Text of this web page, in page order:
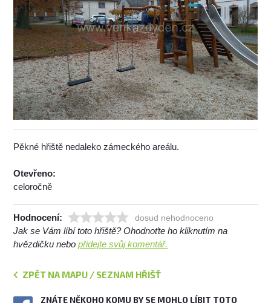
Pěkné hřiště nedaleko zámeckého areálu.
Otevřeno:
celoročně
Hodnocení: dosud nehodnoceno
Jak se Vám líbí toto hřiště? Ohodnoťte ho kliknutím na
hvězdičku nebopřidejte svůj komentář.
ZPĚT NA MAPU / SEZNAM HŘIŠŤ
ZNÁTE NĚKOHO KOMU BY SE MOHLO LÍBIT TOTO